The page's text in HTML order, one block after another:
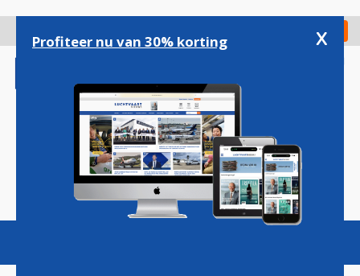
gaan
Check in
Magazine Podcasts Vacatures
Profiteer nu van 30% korting x